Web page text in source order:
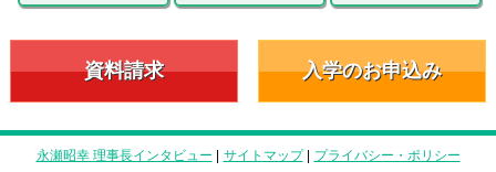
資料請求 入学のお申込み
永瀬昭幸 理事長インタビュー | サイトマップ| プライバシー・ポリシー